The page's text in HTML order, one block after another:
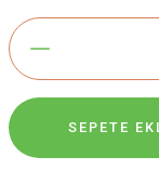
SEPETE